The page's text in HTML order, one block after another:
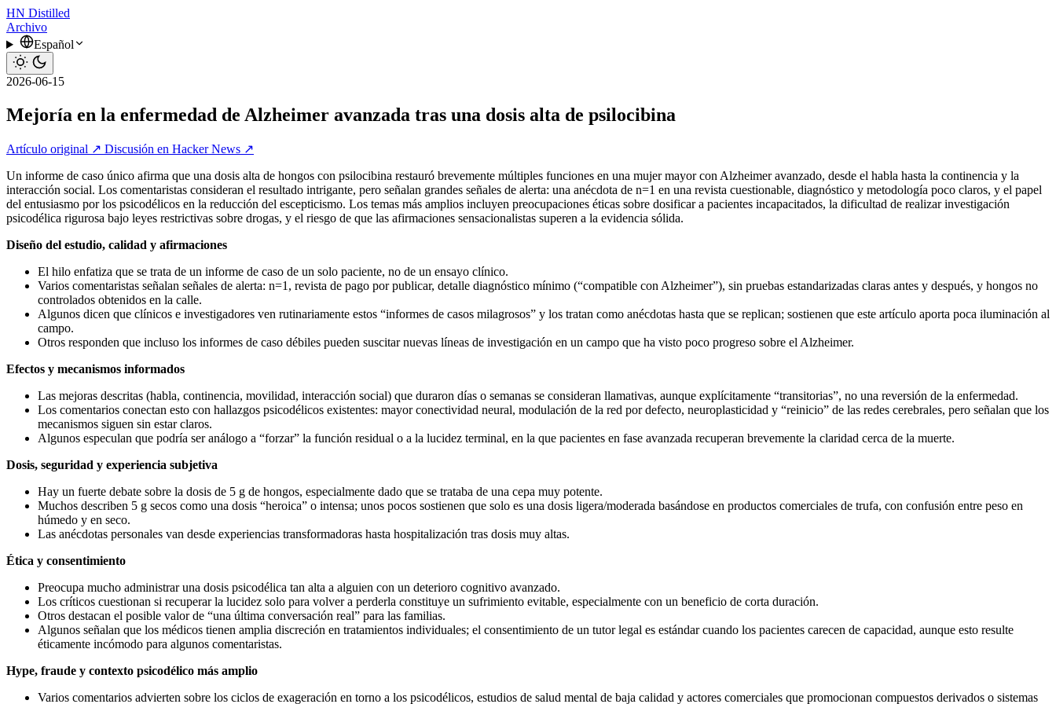
HN Distilled
Archivo
Español
2026-06-15
Mejoría en la enfermedad de Alzheimer avanzada tras una dosis alta de psilocibina
Artículo original ↗ Discusión en Hacker News ↗
Un informe de caso único afirma que una dosis alta de hongos con psilocibina restauró brevemente múltiples funciones en una mujer mayor con Alzheimer avanzado, desde el habla hasta la continencia y la
interacción social. Los comentaristas consideran el resultado intrigante, pero señalan grandes señales de alerta: una anécdota de n=1 en una revista cuestionable, diagnóstico y metodología poco claros, y el papel
del entusiasmo por los psicodélicos en la reducción del escepticismo. Los temas más amplios incluyen preocupaciones éticas sobre dosificar a pacientes incapacitados, la dificultad de realizar investigación
psicodélica rigurosa bajo leyes restrictivas sobre drogas, y el riesgo de que las afirmaciones sensacionalistas superen a la evidencia sólida.
Diseño del estudio, calidad y afirmaciones
El hilo enfatiza que se trata de un informe de caso de un solo paciente, no de un ensayo clínico.
Varios comentaristas señalan señales de alerta: n=1, revista de pago por publicar, detalle diagnóstico mínimo (“compatible con Alzheimer”), sin pruebas estandarizadas claras antes y después, y hongos no
controlados obtenidos en la calle.
Algunos dicen que clínicos e investigadores ven rutinariamente estos “informes de casos milagrosos” y los tratan como anécdotas hasta que se replican; sostienen que este artículo aporta poca iluminación al
campo.
Otros responden que incluso los informes de caso débiles pueden suscitar nuevas líneas de investigación en un campo que ha visto poco progreso sobre el Alzheimer.
Efectos y mecanismos informados
Las mejoras descritas (habla, continencia, movilidad, interacción social) que duraron días o semanas se consideran llamativas, aunque explícitamente “transitorias”, no una reversión de la enfermedad.
Los comentarios conectan esto con hallazgos psicodélicos existentes: mayor conectividad neural, modulación de la red por defecto, neuroplasticidad y “reinicio” de las redes cerebrales, pero señalan que los
mecanismos siguen sin estar claros.
Algunos especulan que podría ser análogo a “forzar” la función residual o a la lucidez terminal, en la que pacientes en fase avanzada recuperan brevemente la claridad cerca de la muerte.
Dosis, seguridad y experiencia subjetiva
Hay un fuerte debate sobre la dosis de 5 g de hongos, especialmente dado que se trataba de una cepa muy potente.
Muchos describen 5 g secos como una dosis “heroica” o intensa; unos pocos sostienen que solo es una dosis ligera/moderada basándose en productos comerciales de trufa, con confusión entre peso en
húmedo y en seco.
Las anécdotas personales van desde experiencias transformadoras hasta hospitalización tras dosis muy altas.
Ética y consentimiento
Preocupa mucho administrar una dosis psicodélica tan alta a alguien con un deterioro cognitivo avanzado.
Los críticos cuestionan si recuperar la lucidez solo para volver a perderla constituye un sufrimiento evitable, especialmente con un beneficio de corta duración.
Otros destacan el posible valor de “una última conversación real” para las familias.
Algunos señalan que los médicos tienen amplia discreción en tratamientos individuales; el consentimiento de un tutor legal es estándar cuando los pacientes carecen de capacidad, aunque esto resulte
éticamente incómodo para algunos comentaristas.
Hype, fraude y contexto psicodélico más amplio
Varios comentarios advierten sobre los ciclos de exageración en torno a los psicodélicos, estudios de salud mental de baja calidad y actores comerciales que promocionan compuestos derivados o sistemas